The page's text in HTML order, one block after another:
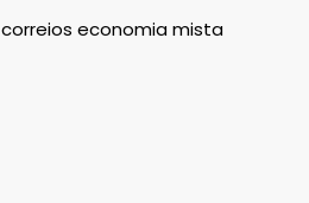
correios economia mista